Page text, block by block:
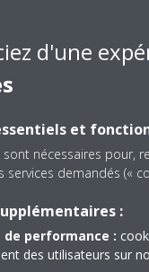
d'une
et
sont nécessaires pour,
services demandés («
:
de performance :
des utilisateurs sur